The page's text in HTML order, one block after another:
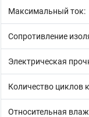
Максимальный ток:
Сопротивление
Электрическая
Количество циклов
Относительная